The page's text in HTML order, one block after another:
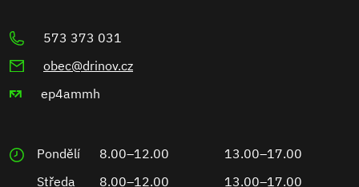
573 373 031
obec@drinov.cz
ep4ammh
Pondělí 8.00–12.00
13.00–17.00
Středa
8.00–12.00 13.00–17.00